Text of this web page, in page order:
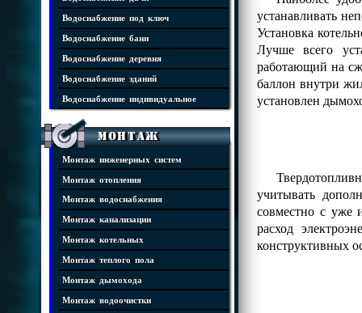
Водоснабжение под ключ
Водоснабжение бани
Водоснабжение деревня
Водоснабжение зданий
Водоснабжение индивидуальное
Монтаж
Монтаж инженерных систем
Монтаж отопления
Монтаж водоснабжения
Монтаж канализации
Монтаж котельных
Монтаж теплого пола
Монтаж дымохода
Монтаж водоочистки
устанавливать
Установка
Лучше всего
работающий на
баллон внутри
установлен
учитывать
совместно с уже
расход
конструктивных